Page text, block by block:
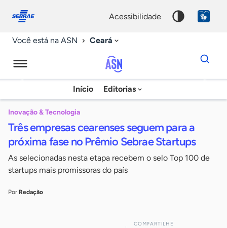
conosco
acessibilidade
Você está na ASN Ceará
Agência
Sebrae
Notícias
Início Editorias
Dados
para
chave
Inovação & Tecnologia
Três empresas cearenses seguem para a
próxima fase no Prêmio Sebrae Startups
As selecionadas nesta etapa recebem o selo Top 100 de
startups mais promissoras do país
Por Redação
COMPARTILHE